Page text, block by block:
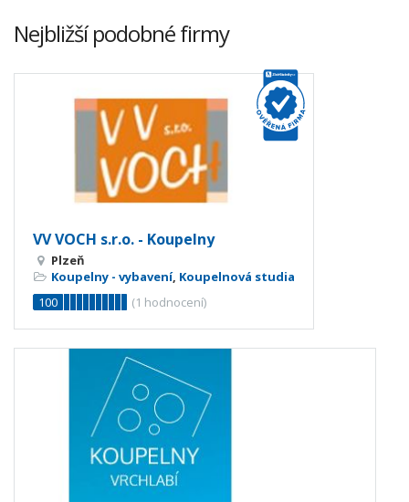
Nejbližší podobné firmy
VV VOCH s.r.o. - Koupelny
Plzeň
Koupelny - vybavení, Koupelnová studia
100
(1 hodnocení)